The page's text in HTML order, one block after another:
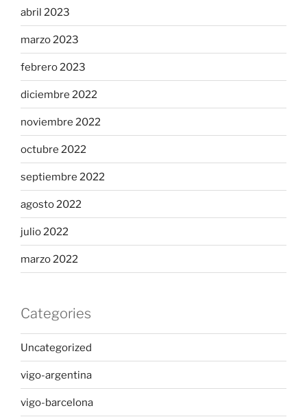
abril 2023
marzo 2023
febrero 2023
diciembre 2022
noviembre 2022
octubre 2022
septiembre 2022
agosto 2022
julio 2022
marzo 2022
Categories
Uncategorized
vigo-argentina
vigo-barcelona